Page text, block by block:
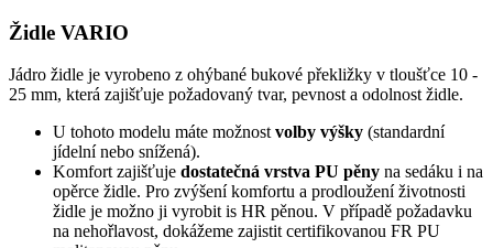
Židle VARIO
Jádro židle je vyrobeno z ohýbané bukové překližky v tloušťce 10 -
25 mm, která zajišťuje požadovaný tvar, pevnost a odolnost židle.
U tohoto modelu máte možnost volby výšky (standardní
jídelní nebo snížená).
Komfort zajišťuje dostatečná vrstva PU pěny na sedáku i na
opěrce židle. Pro zvýšení komfortu a prodloužení životnosti
židle je možno ji vyrobit is HR pěnou. V případě požadavku
na nehořlavost, dokážeme zajistit certifikovanou FR PU